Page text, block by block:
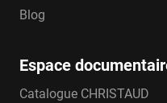
Blog
Espace
Catalogue CHRISTAUD